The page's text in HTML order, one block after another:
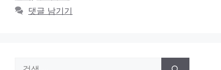
댓글 남기기